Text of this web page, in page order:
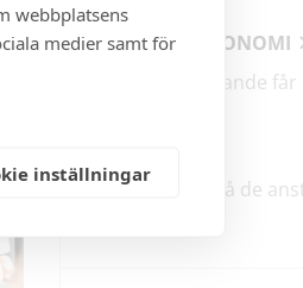
webbplatsens
medier samt för
inställningar
SAMHÄLLSEKONOMI